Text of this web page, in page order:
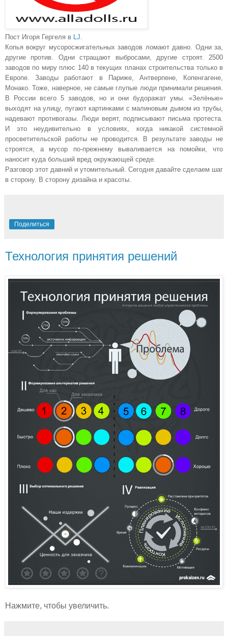
Пост Игоря Гергеля в LJ.
Копья вокруг мусоросжигательных заводов ломают давно. Одни за,
другие против. Одни стращают выбросами, другие строят. 2500
заводов по миру плюс 140 в текущих планах строительства только в
Европе. Заводы работают в Париже, Антверпене, Копенгагене,
Монако. Тоже, наверное, не самые глупые люди принимали решения.
В России всего 5 заводов, но и они будоражат умы. «Зелёные»
выходят на улицу, пугают картинками с малиновым дымом из трубы,
надевают противогазы. Люди верят, подписывают письма протеста.
И это неудивительно в условиях, когда никакой системной
просветительской работы не проводится. В результате заводы не
строятся, а мусор по-прежнему вываливается на помойки, что
наносит куда больший вред окружающей среде.
Разговор этот давний и утомительный. Сегодня давайте сделаем шаг
в сторону. В сторону дизайна и красоты.
Поделиться
Технология принятия решений
Нажмите, чтобы увеличить.